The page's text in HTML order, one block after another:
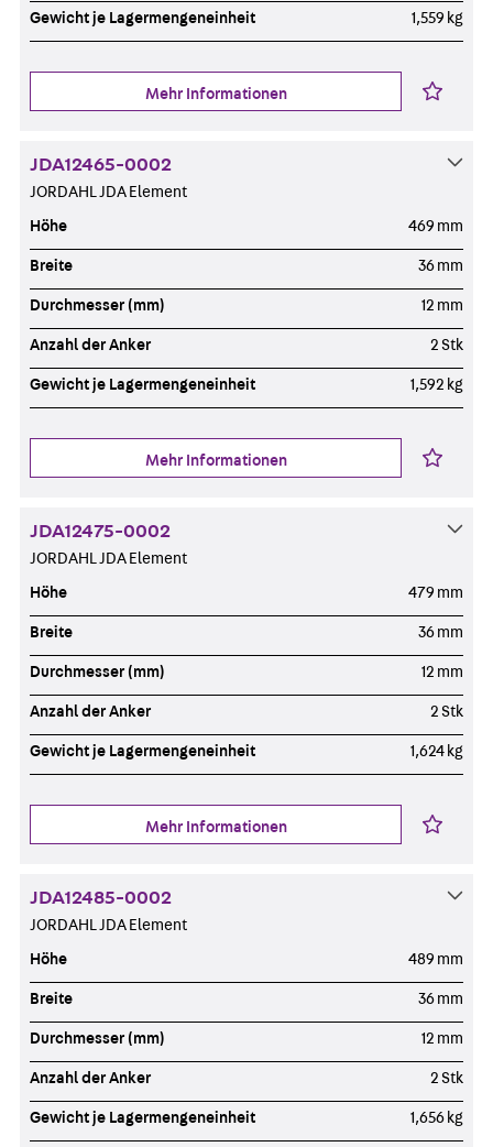
Gewicht je Lagermengeneinheit 1,559 kg
Mehr Informationen
JDA12465-0002
JORDAHL JDA Element
Höhe 469 mm
Breite 36 mm
Durchmesser (mm) 12 mm
Anzahl der Anker 2 Stk
Gewicht je Lagermengeneinheit 1,592 kg
Mehr Informationen
JDA12475-0002
JORDAHL JDA Element
Höhe 479 mm
Breite 36 mm
Durchmesser (mm) 12 mm
Anzahl der Anker 2 Stk
Gewicht je Lagermengeneinheit 1,624 kg
Mehr Informationen
JDA12485-0002
JORDAHL JDA Element
Höhe 489 mm
Breite 36 mm
Durchmesser (mm) 12 mm
Anzahl der Anker 2 Stk
Gewicht je Lagermengeneinheit 1,656 kg